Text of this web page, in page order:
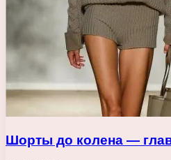
Шорты до колена —